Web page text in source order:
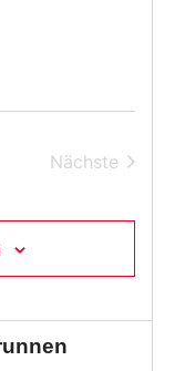
Nächste